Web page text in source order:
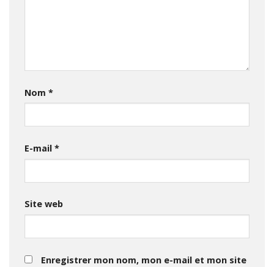
Nom *
E-mail *
Site web
Enregistrer mon nom, mon e-mail et mon site